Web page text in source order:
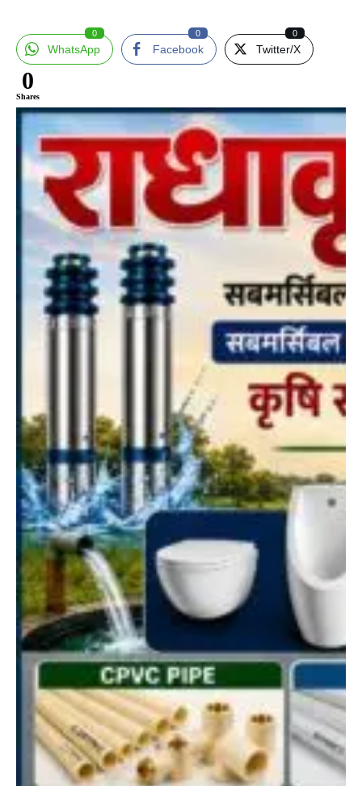
WhatsApp
0
Facebook
0
Twitter/X
0
0
Shares